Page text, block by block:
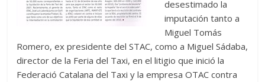
desestimado la
imputación tanto a
Miguel Tomás
Romero, ex presidente del STAC, como a Miguel Sádaba,
director de la Feria del Taxi, en el litigio que inició la
Federació Catalana del Taxi y la empresa OTAC contra